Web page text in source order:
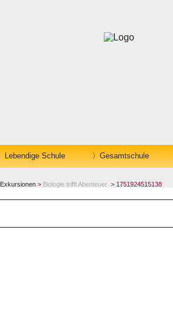
Lebendige Schule Gesamtschule
Exkursionen > Biologie trifft Abenteuer > 1751924515138